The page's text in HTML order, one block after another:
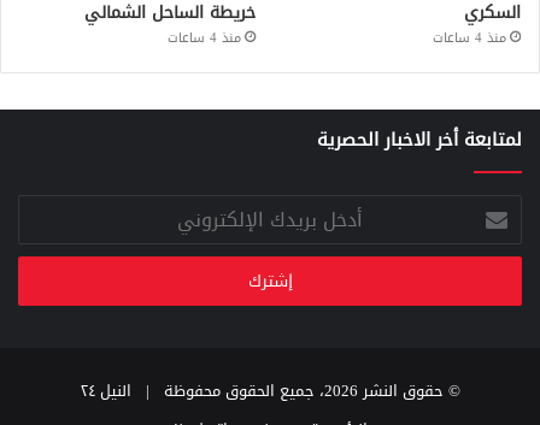
السكري
منذ 4 ساعات
خريطة الساحل الشمالي
منذ 4 ساعات
لمتابعة أخر الاخبار الحصرية
أدخل
بريدك
الإلكتروني
© حقوق النشر 2026، جميع الحقوق محفوظة |
النيل ٢٤